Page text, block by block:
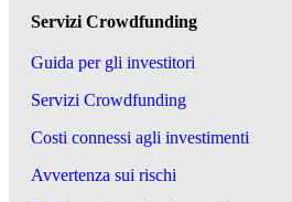
Servizi Crowdfunding
Guida per gli investitori
Servizi Crowdfunding
Costi connessi agli investimenti
Avvertenza sui rischi